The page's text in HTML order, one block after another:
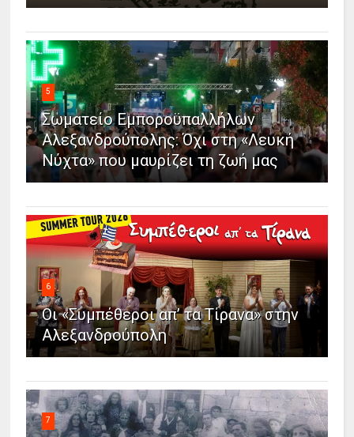
5
Σωματείο Εμποροϋπαλλήλων
Αλεξανδρούπολης: Όχι στη «Λευκή
Νύχτα» που μαυρίζει τη ζωή μας
6
Οι «Συμπέθεροι απ’ τα Τίρανα» στην
Αλεξανδρούπολη
7